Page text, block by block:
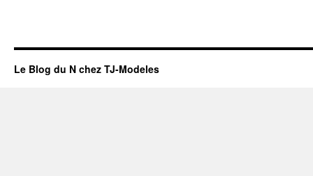
Le Blog du N chez TJ-Modeles